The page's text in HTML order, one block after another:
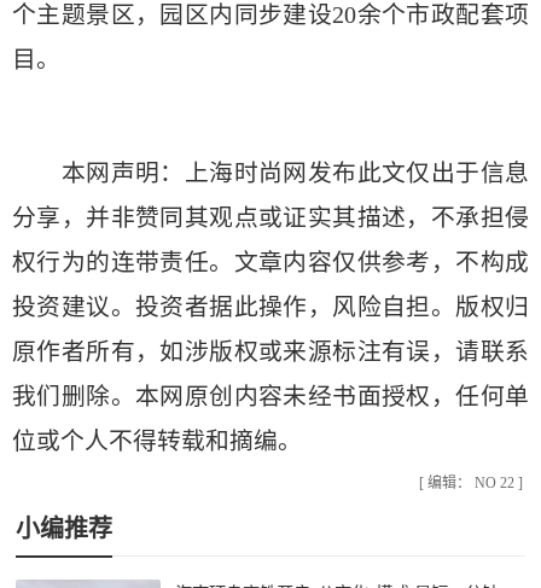
个主题景区，园区内同步建设20余个市政配套项
目。
本网声明：上海时尚网发布此文仅出于信息
分享，并非赞同其观点或证实其描述，不承担侵
权行为的连带责任。文章内容仅供参考，不构成
投资建议。投资者据此操作，风险自担。版权归
原作者所有，如涉版权或来源标注有误，请联系
我们删除。本网原创内容未经书面授权，任何单
位或个人不得转载和摘编。
[ 编辑： NO 22 ]
小编推荐